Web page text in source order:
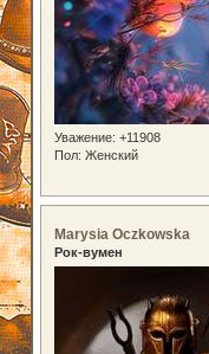
Уважение: +11908
Пол: Женский
Marysia Oczkowska
Рок-вумен